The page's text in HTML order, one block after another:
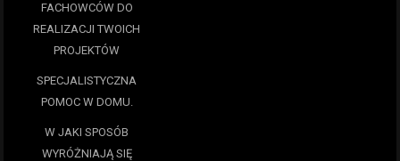
FACHOWCÓW DO
REALIZACJI TWOICH
PROJEKTÓW
SPECJALISTYCZNA
POMOC W DOMU.
W JAKI SPOSÓB
WYRÓŻNIAJĄ SIĘ